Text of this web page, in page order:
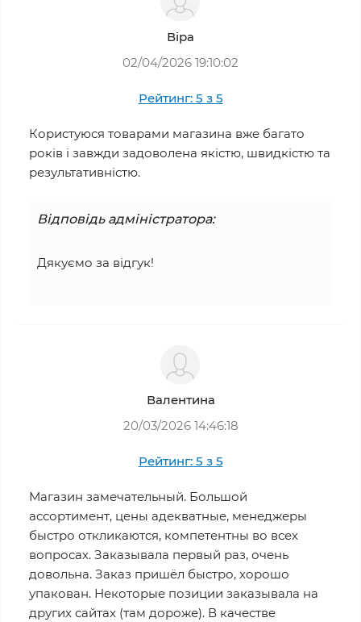
Віра
02/04/2026 19:10:02
Рейтинг: 5 з 5
Користуюся товарами магазина вже багато
років і завжди задоволена якістю, швидкістю та
результативністю.
Відповідь адміністратора:
Дякуємо за відгук!
Валентина
20/03/2026 14:46:18
Рейтинг: 5 з 5
Магазин замечательный. Большой
ассортимент, цены адекватные, менеджеры
быстро откликаются, компетентны во всех
вопросах. Заказывала первый раз, очень
довольна. Заказ пришёл быстро, хорошо
упакован. Некоторые позиции заказывала на
других сайтах (там дороже). В качестве